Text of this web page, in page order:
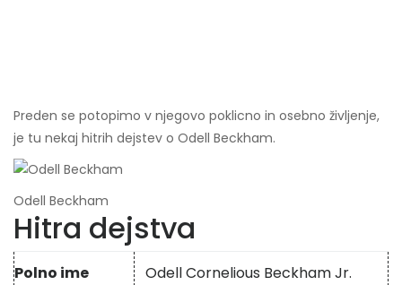
Preden se potopimo v njegovo poklicno in osebno življenje,
je tu nekaj hitrih dejstev o Odell Beckham.
Odell Beckham
Hitra dejstva
Polno ime Odell Cornelious Beckham Jr.